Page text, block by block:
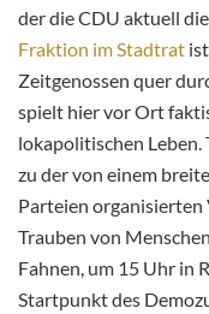
der die CDU aktuell
Fraktion im Stadtrat
Zeitgenossen quer
spielt hier vor Ort
lokapolitischen Leben.
zu der von einem
Parteien organisierten
Trauben von
Fahnen, um 15 Uhr in
Startpunkt des